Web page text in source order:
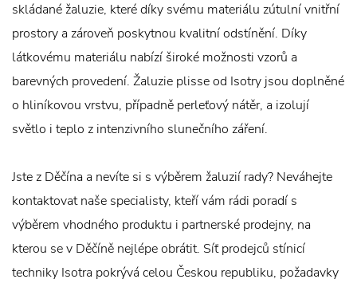
skládané žaluzie, které díky svému materiálu zútulní vnitřní
prostory a zároveň poskytnou kvalitní odstínění. Díky
látkovému materiálu nabízí široké možnosti vzorů a
barevných provedení. Žaluzie plisse od Isotry jsou doplněné
o hliníkovou vrstvu, případně perleťový nátěr, a izolují
světlo i teplo z intenzivního slunečního záření.
Jste z Děčína a nevíte si s výběrem žaluzií rady? Neváhejte
kontaktovat naše specialisty, kteří vám rádi poradí s
výběrem vhodného produktu i partnerské prodejny, na
kterou se v Děčíně nejlépe obrátit. Síť prodejců stínicí
techniky Isotra pokrývá celou Českou republiku, požadavky